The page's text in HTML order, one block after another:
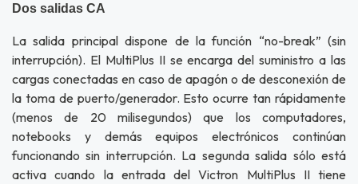
Dos salidas CA
La salida principal dispone de la función “no-break” (sin
interrupción). El MultiPlus II se encarga del suministro a las
cargas conectadas en caso de apagón o de desconexión de
la toma de puerto/generador. Esto ocurre tan rápidamente
(menos de 20 milisegundos) que los computadores,
notebooks y demás equipos electrónicos continúan
funcionando sin interrupción. La segunda salida sólo está
activa cuando la entrada del Victron MultiPlus II tiene